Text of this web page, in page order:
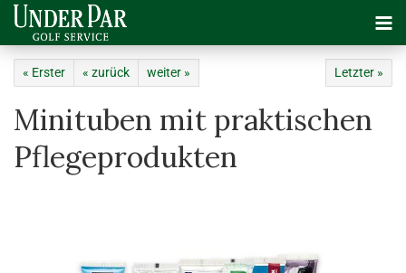
« Erster « zurück weiter » Letzter »
Minituben mit praktischen
Pflegeprodukten